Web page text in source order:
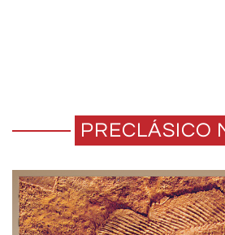
PRECLÁSICO